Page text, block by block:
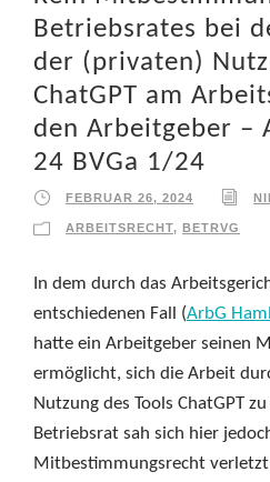
Betriebsrates bei
der (privaten)
ChatGPT am
den Arbeitgeber –
24 BVGa 1/24
FEBRUAR 26, 2024
ARBEITSRECHT, BETRVG
In dem durch das
entschiedenen Fall (ArbG
hatte ein Arbeitgeber seinen
ermöglicht, sich die Arbeit
Nutzung des Tools ChatGPT
Betriebsrat sah sich hier
Mitbestimmungsrecht